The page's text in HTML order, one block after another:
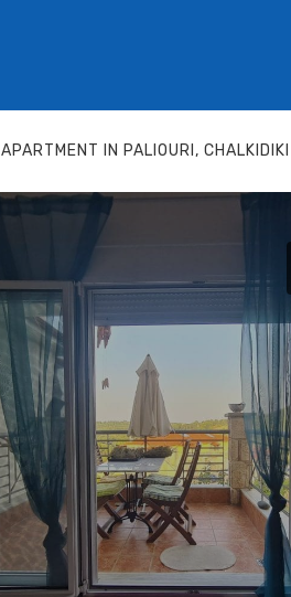
APARTMENT IN PALIOURI, CHALKIDIKI